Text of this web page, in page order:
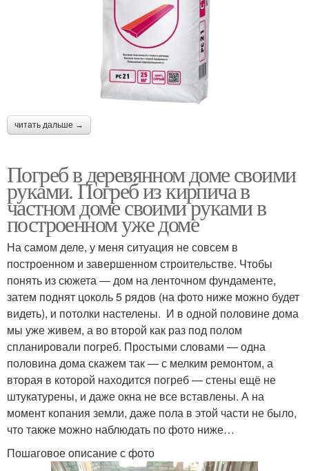
читать дальше →
Погреб в деревянном доме своими
руками. Погреб из кирпича в
частном доме своими руками в
построенном уже доме
На самом деле, у меня ситуация не совсем в
построенном и завершенном строительстве. Чтобы
понять из сюжета — дом на ленточном фундаменте,
затем поднят цоколь 5 рядов (на фото ниже можно будет
видеть), и потолки настелены. И в одной половине дома
мы уже живем, а во второй как раз под полом
спланировали погреб. Простыми словами — одна
половина дома скажем так — с мелким ремонтом, а
вторая в которой находится погреб — стены ещё не
штукатурены, и даже окна не все вставлены. А на
момент копания земли, даже пола в этой части не было,
что также можно наблюдать по фото ниже…
Пошаговое описание с фото